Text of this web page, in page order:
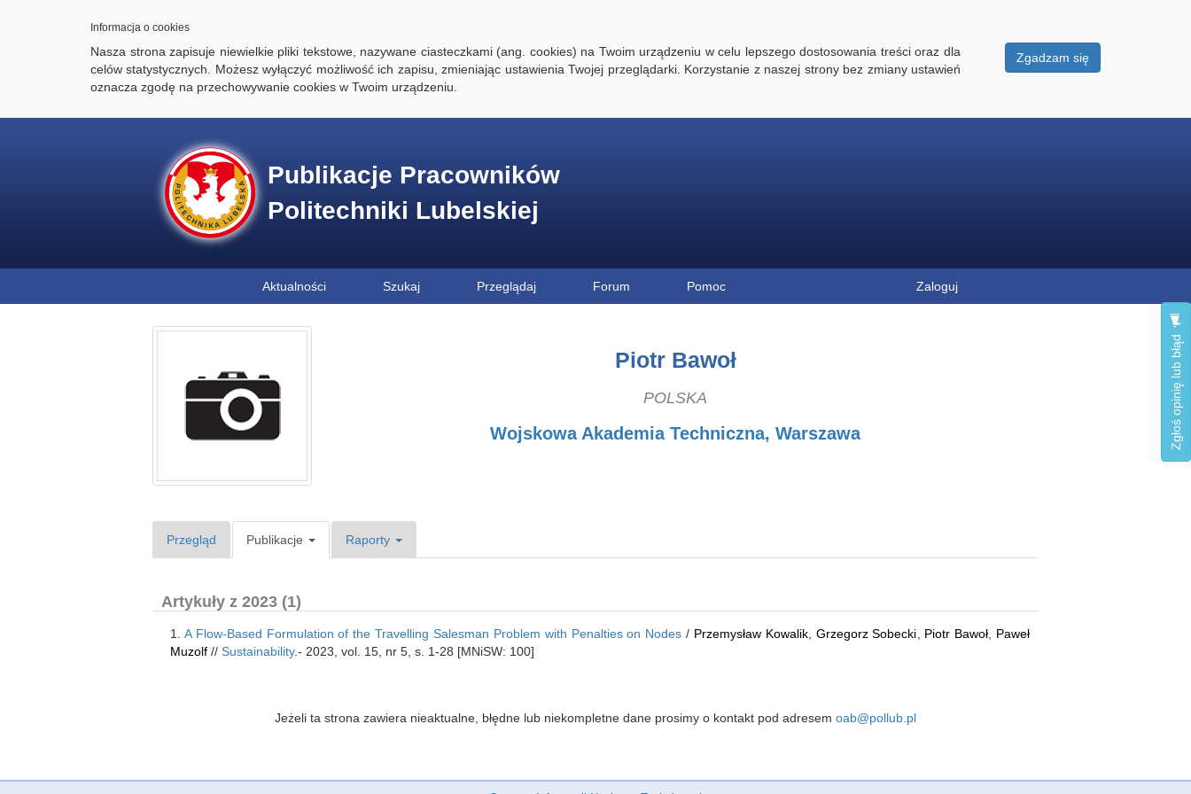
Informacja o cookies
Zgadzam się
Nasza strona zapisuje niewielkie pliki tekstowe, nazywane ciasteczkami (ang. cookies) na Twoim urządzeniu w celu lepszego dostosowania treści oraz dla
celów statystycznych. Możesz wyłączyć możliwość ich zapisu, zmieniając ustawienia Twojej przeglądarki. Korzystanie z naszej strony bez zmiany ustawień
oznacza zgodę na przechowywanie cookies w Twoim urządzeniu.
Publikacje Pracowników
Politechniki Lubelskiej
Aktualności Szukaj Przeglądaj Forum Pomoc Zaloguj
Zgłoś opinię lub błąd
Piotr Bawoł
POLSKA
Wojskowa Akademia Techniczna, Warszawa
Przegląd Publikacje Raporty
Artykuły z 2023 (1)
1. A Flow-Based Formulation of the Travelling Salesman Problem with Penalties on Nodes / Przemysław Kowalik, Grzegorz Sobecki Piotr Bawoł
Paweł
Muzolf // Sustainability.- 2023, vol. 15, nr 5, s. 1-28 [MNiSW: 100]
Jeżeli ta strona zawiera nieaktualne, błędne lub niekompletne dane prosimy o kontakt pod adresem oab@pollub.pl